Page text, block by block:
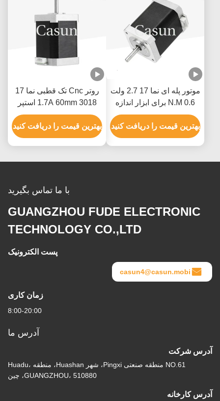
موتور پله ای نما 17 2.7 ولت
0.6 N.M برای ابزار اندازه
گیری XYZ
بهترین قیمت را دریافت کنید
روتر Cnc تک قطبی نما 17
1.7A 60mm 3018 استپر
موتور Cnc
بهترین قیمت را دریافت کنید
با ما تماس بگیرید
GUANGZHOU FUDE ELECTRONIC
TECHNOLOGY CO.,LTD
پست الکترونیک
casun4@casun.mobi
زمان کاری
8:00-20:00
آدرس ما
آدرس شرکت
NO.61 منطقه صنعتی Pingxi، شهر Huashan، منطقه Huadu،
GUANGZHOU، 510880، چین
آدرس کارخانه